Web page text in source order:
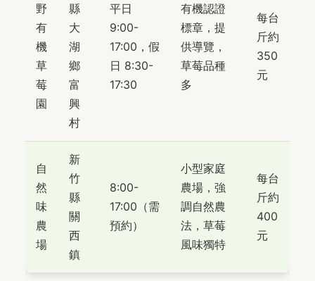
野
有
機
草
莓
園
縣
大
湖
鄉
富
興
村
平日
9:00-
17:00，假
日 8:30-
17:30
有機認證
標章，提
供導覽，
草莓品種
多
每台
斤約
350
元
自
然
味
農
場
新
竹
縣
關
西
鎮
8:00-
17:00（需
預約）
小型家庭
農場，強
調自然農
法，草莓
風味獨特
每台
斤約
400
元